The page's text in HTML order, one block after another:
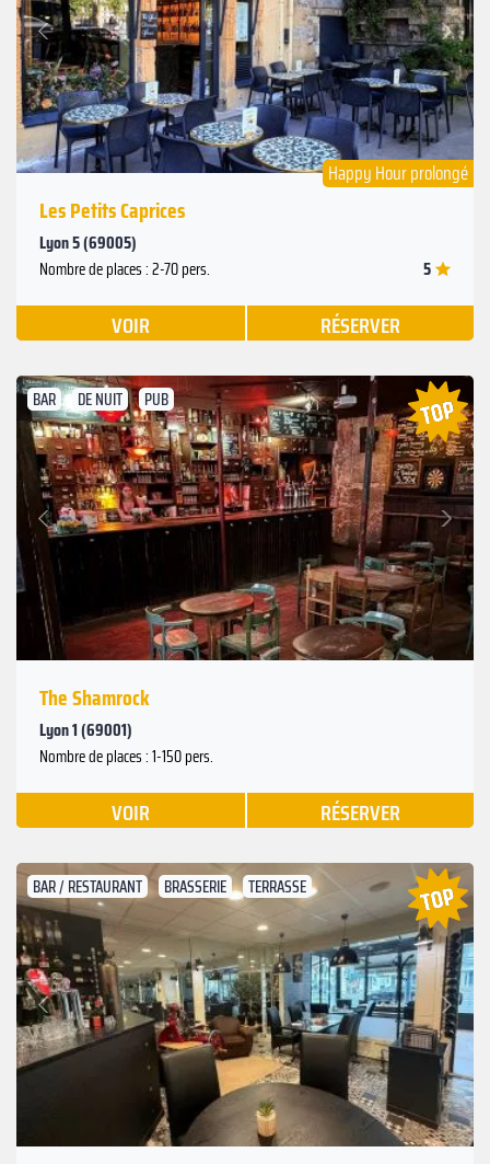
Précédent
Suivant
Happy Hour prolongé
Les Petits Caprices
Lyon 5 (69005)
Nombre de places : 2-70 pers. 5
VOIR RÉSERVER
BAR DE NUIT PUB
Précédent
Suivant
The Shamrock
Lyon 1 (69001)
Nombre de places : 1-150 pers.
VOIR RÉSERVER
BAR / RESTAURANT BRASSERIE TERRASSE
Précédent
Suivant